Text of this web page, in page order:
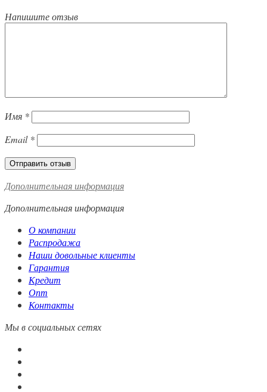
Напишите отзыв
Имя *
Email *
Дополнительная информация
Дополнительная информация
О компании
Распродажа
Наши довольные клиенты
Гарантия
Кредит
Опт
Контакты
Мы в социальных сетях